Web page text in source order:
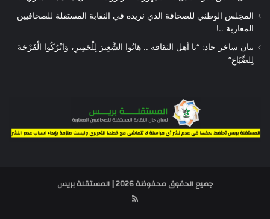
المجلس الوطني للصحافة الذي نريده في النقابة المستقلة للصحافيين
المغاربة ..!
بيان ساخر حاد: “يا أهل الثقافة .. هَاتُوا الشَّعِيرَ لِلْحَمِيرِ، وَاتْرُكُوا الْفَرْجَةَ
لِلضِّبَاعِ”
جميع الحقوق محفوظة 2026 | المستقلة بريس
RSS